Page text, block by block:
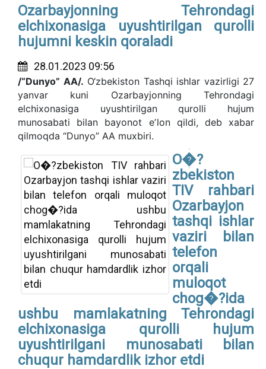
Ozarbayjonning Tehrondagi
elchixonasiga uyushtirilgan qurolli
hujumni keskin qoraladi
28.01.2023 09:56
/“Dunyo” AA/. O‘zbekiston Tashqi ishlar vazirligi 27
yanvar kuni Ozarbayjonning Tehrondagi
elchixonasiga uyushtirilgan qurolli hujum
munosabati bilan bayonot eʼlon qildi, deb xabar
qilmoqda “Dunyo” AA muxbiri.
O�?
zbekiston
TIV rahbari
Ozarbayjon
tashqi ishlar
vaziri bilan
telefon
orqali
muloqot
chog�?ida
ushbu mamlakatning Tehrondagi
elchixonasiga qurolli hujum
uyushtirilgani munosabati bilan
chuqur hamdardlik izhor etdi